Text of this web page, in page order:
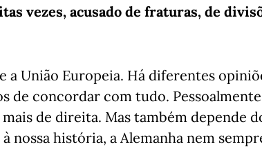
vezes, acusado de fraturas, de
a União Europeia. Há diferentes
de concordar com tudo.
de direita. Mas também depende
nossa história, a Alemanha nem